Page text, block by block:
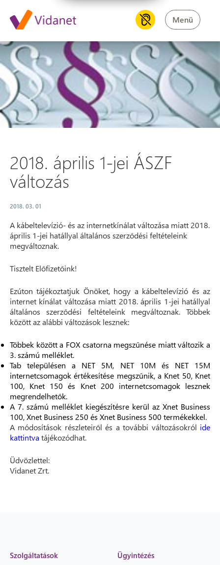
Menü
2018. április 1-jei ÁSZF
2018. április 1-jei ÁSZF
változás
2018. 03. 01
A kábeltelevízió- és az internetkínálat változása miatt 2018.
április 1-jei hatállyal általános szerződési feltételeink
megváltoznak.
Tisztelt Előfizetőink!
Ezúton tájékoztatjuk Önöket, hogy a kábeltelevízió és az
internet kínálat változása miatt 2018. április 1-jei hatállyal
általános szerződési feltételeink megváltoznak. Többek
között az alábbi változások lesznek:
Többek között a FOX csatorna megszűnése miatt változik a
3. számú melléklet.
Tab településen a NET 5M, NET 10M és NET 15M
internetcsomagok értékesítése megszűnik, a Knet 50, Knet
100, Knet 150 és Knet 200 internetcsomagok lesznek
megrendelhetők.
A 7. számú melléklet kiegészítésre kerül az Xnet Business
100, Xnet Business 250 és Xnet Business 500 termékekkel.
A módosítások részleteiről és a további változásokról ide
kattintva tájékozódhat.
Üdvözlettel:
Vidanet Zrt.
Szolgáltatások Ügyintézés